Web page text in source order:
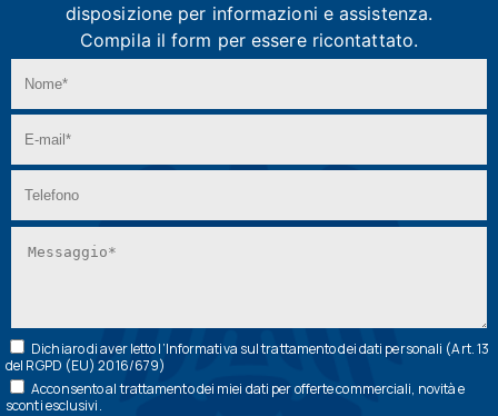
disposizione per informazioni e assistenza.
Compila il form per essere ricontattato.
Dichiaro di aver letto l’Informativa sul trattamento dei dati personali (Art. 13
del RGPD (EU) 2016/679)
Acconsento al trattamento dei miei dati per offerte commerciali, novità e
sconti esclusivi.